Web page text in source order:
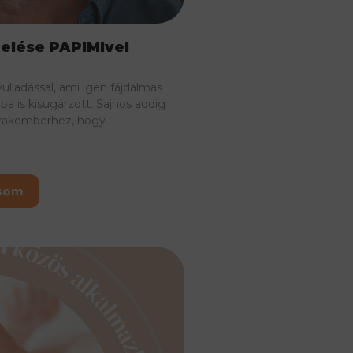
PAPIMIvel
ami igen fájdalmas
is kisugárzott. Sajnos addig
hogy